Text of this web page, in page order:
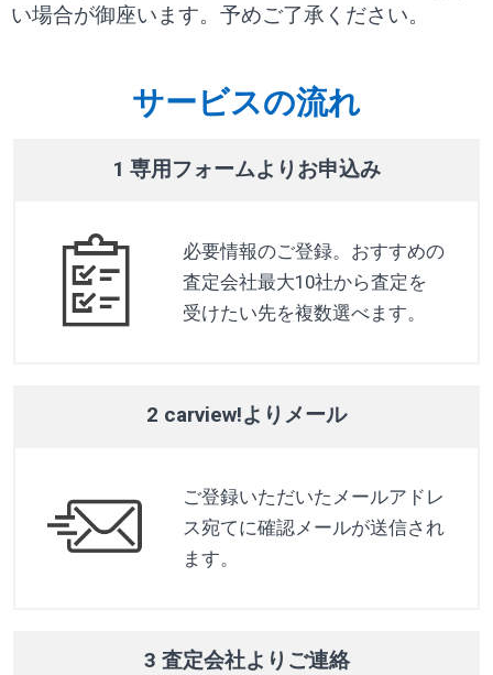
い場合が御座います。予めご了承ください。
サービスの流れ
1 専用フォームよりお申込み
必要情報のご登録。おすすめの
査定会社最大10社から査定を
受けたい先を複数選べます。
2 carview!よりメール
ご登録いただいたメールアドレ
ス宛てに確認メールが送信され
ます。
3 査定会社よりご連絡